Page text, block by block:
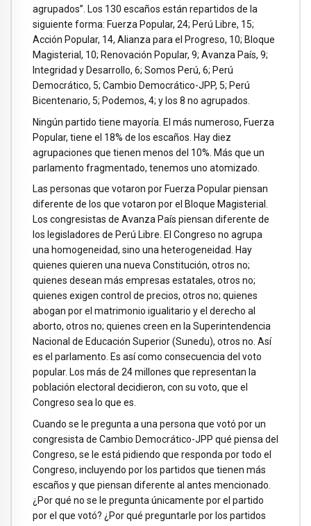
agrupados”. Los 130 escaños están repartidos de la
siguiente forma: Fuerza Popular, 24; Perú Libre, 15;
Acción Popular, 14, Alianza para el Progreso, 10; Bloque
Magisterial, 10; Renovación Popular, 9; Avanza País, 9;
Integridad y Desarrollo, 6; Somos Perú, 6; Perú
Democrático, 5; Cambio Democrático-JPP, 5; Perú
Bicentenario, 5; Podemos, 4; y los 8 no agrupados.
Ningún partido tiene mayoría. El más numeroso, Fuerza
Popular, tiene el 18% de los escaños. Hay diez
agrupaciones que tienen menos del 10%. Más que un
parlamento fragmentado, tenemos uno atomizado.
Las personas que votaron por Fuerza Popular piensan
diferente de los que votaron por el Bloque Magisterial.
Los congresistas de Avanza País piensan diferente de
los legisladores de Perú Libre. El Congreso no agrupa
una homogeneidad, sino una heterogeneidad. Hay
quienes quieren una nueva Constitución, otros no;
quienes desean más empresas estatales, otros no;
quienes exigen control de precios, otros no; quienes
abogan por el matrimonio igualitario y el derecho al
aborto, otros no; quienes creen en la Superintendencia
Nacional de Educación Superior (Sunedu), otros no. Así
es el parlamento. Es así como consecuencia del voto
popular. Los más de 24 millones que representan la
población electoral decidieron, con su voto, que el
Congreso sea lo que es.
Cuando se le pregunta a una persona que votó por un
congresista de Cambio Democrático-JPP qué piensa del
Congreso, se le está pidiendo que responda por todo el
Congreso, incluyendo por los partidos que tienen más
escaños y que piensan diferente al antes mencionado.
¿Por qué no se le pregunta únicamente por el partido
por el que votó? ¿Por qué preguntarle por los partidos